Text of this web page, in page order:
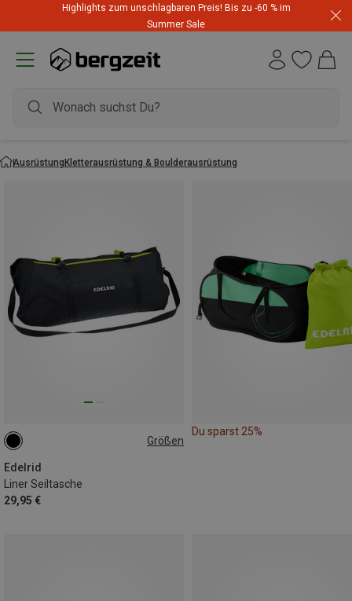
Highlights zum unschlagbaren Preis! Bis zu -60 % im
Summer Sale
AusrüstungKletterausrüstung & Boulderausrüstung
Größen
Edelrid
Liner Seiltasche
29,95 €
ONE SIZE
Du sparst 25%